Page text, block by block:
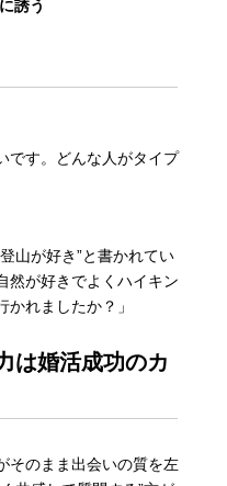
誘う
です。どんな人がタイプ
山が好き”と書かれてい
然が好きでよくハイキン
れましたか？」
は婚活成功のカ
そのまま出会いの質を左